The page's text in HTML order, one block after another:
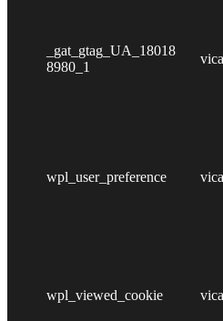
_gat_gtag_UA_18018
8980_1
wpl_user_preference
wpl_viewed_cookie